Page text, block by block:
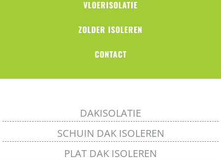
VLOERISOLATIE
ZOLDER ISOLEREN
CONTACT
DAKISOLATIE
SCHUIN DAK ISOLEREN
PLAT DAK ISOLEREN